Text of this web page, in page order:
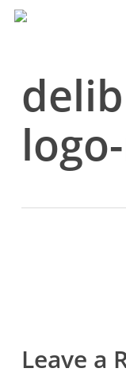
Skip
Leave a